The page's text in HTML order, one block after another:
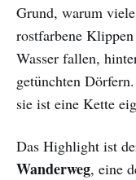
Grund, warum
rostfarbene
Wasser fallen,
getünchten
sie ist eine Kette
Das Highlight ist
Wanderweg, eine